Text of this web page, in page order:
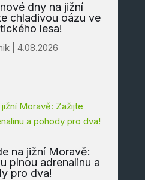
dny na jižní
chladivou oázu ve
lesa!
| 4.08.2026
na jižní Moravě:
plnou adrenalinu a
pro dva!